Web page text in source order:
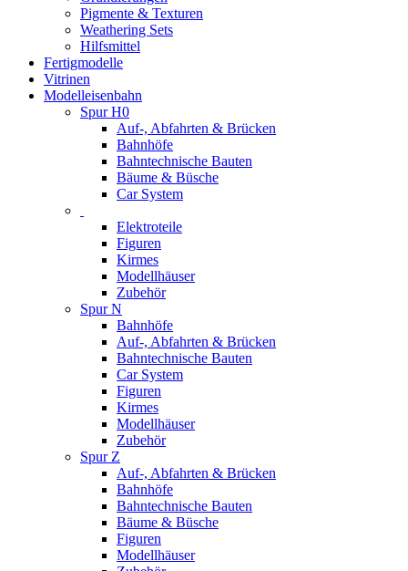
Pigmente & Texturen
Weathering Sets
Hilfsmittel
Fertigmodelle
Vitrinen
Modelleisenbahn
Spur H0
Auf-, Abfahrten & Brücken
Bahnhöfe
Bahntechnische Bauten
Bäume & Büsche
Car System
Elektroteile
Figuren
Kirmes
Modellhäuser
Zubehör
Spur N
Bahnhöfe
Auf-, Abfahrten & Brücken
Bahntechnische Bauten
Car System
Figuren
Kirmes
Modellhäuser
Zubehör
Spur Z
Auf-, Abfahrten & Brücken
Bahnhöfe
Bahntechnische Bauten
Bäume & Büsche
Figuren
Modellhäuser